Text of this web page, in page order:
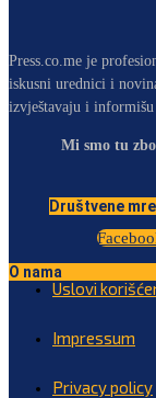
Press.co.me je
iskusni urednici i
izvještavaju i informišu
Mi smo tu
Društvene
O nama
Uslovi
Impressum
Privacy policy